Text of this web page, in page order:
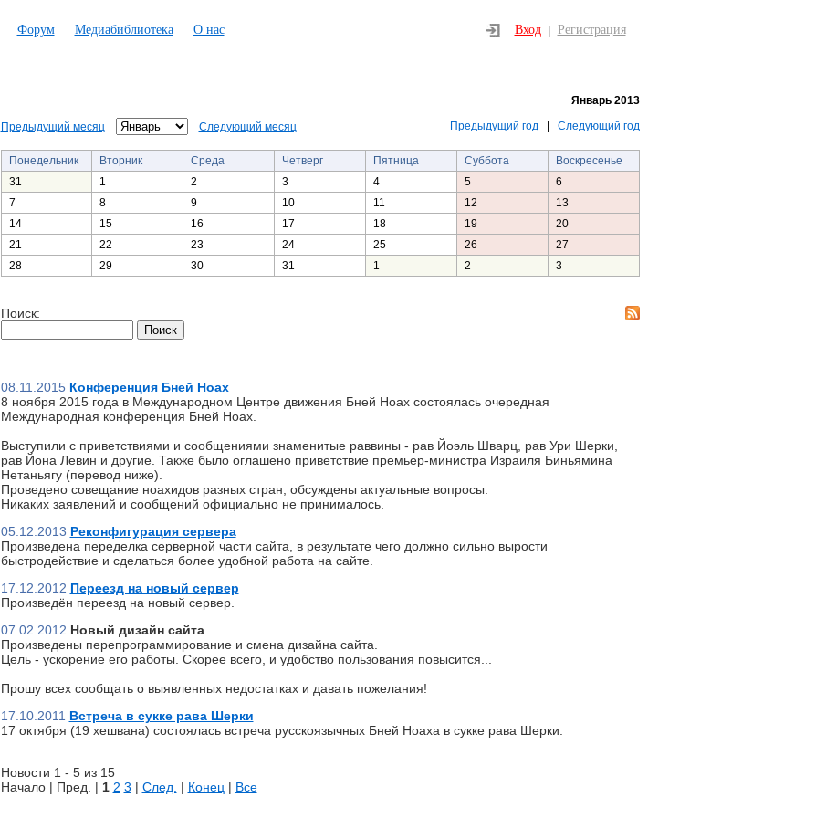
Форум Медиабиблиотека О нас Вход Регистрация
Январь 2013
Предыдущий месяц Следующий месяц Предыдущий год| Следующий год
Понедельник Вторник Среда Четверг Пятница Суббота
Воскресенье
31
1 2 3 4 5
6
7
8 9 10 11 12
13
14
15 16 17 18 19
20
21
22 23 24 25 26
27
28
29 30 31 1 2 3
Поиск:
08.11.2015 Конференция Бней Ноах
8 ноября 2015 года в Международном Центре движения Бней Ноах состоялась очередная
Международная конференция Бней Ноах.
Выступили с приветствиями и сообщениями знаменитые раввины - рав Йоэль Шварц, рав Ури Шерки,
рав Йона Левин и другие. Также было оглашено приветствие премьер-министра Израиля Биньямина
Нетаньягу (перевод ниже).
Проведено совещание ноахидов разных стран, обсуждены актуальные вопросы.
Никаких заявлений и сообщений официально не принималось.
05.12.2013 Реконфигурация сервера
Произведена переделка серверной части сайта, в результате чего должно сильно вырости
быстродействие и сделаться более удобной работа на сайте.
17.12.2012 Переезд на новый сервер
Произведён переезд на новый сервер.
07.02.2012 Новый дизайн сайта
Произведены перепрограммирование и смена дизайна сайта.
Цель - ускорение его работы. Скорее всего, и удобство пользования повысится...
Прошу всех сообщать о выявленных недостатках и давать пожелания!
17.10.2011 Встреча в сукке рава Шерки
17 октября (19 хешвана) состоялась встреча русскоязычных Бней Ноаха в сукке рава Шерки.
Новости 1 - 5 из 15
Начало | Пред. | 1 2 3 | След. | Конец | Все